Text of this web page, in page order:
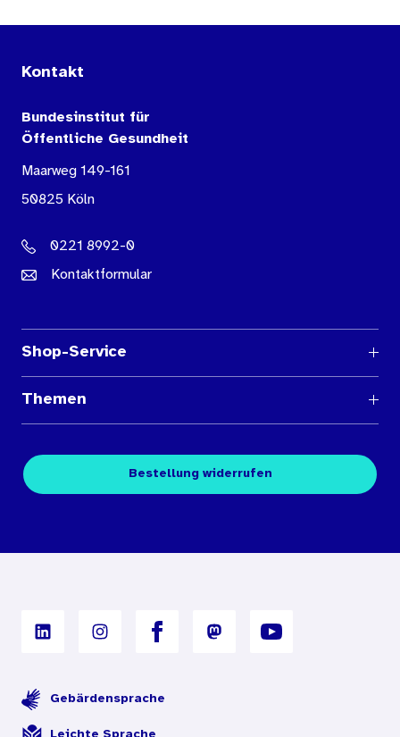
Kontakt
Bundesinstitut für
Öffentliche Gesundheit
Maarweg 149-161
50825 Köln
0221 8992-0
Kontaktformular
Shop-Service
Medienübersichten
Kontakt
Themen
Fachpublikationen
Digitales Archiv
Bestellung widerrufen
Gebärdensprache